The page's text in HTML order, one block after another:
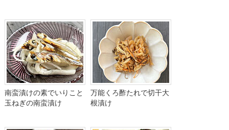
南蛮漬けの素でいりこと
玉ねぎの南蛮漬け
万能くろ酢たれで切干大
根漬け